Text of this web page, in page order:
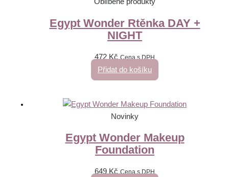
Oblíbené produkty
Egypt Wonder Rtěnka DAY +
NIGHT
472 Kč Cena s DPH
Přidat do košíku
Novinky
Egypt Wonder Makeup
Foundation
649 Kč Cena s DPH